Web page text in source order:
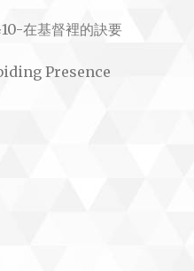
在基督裡的訣要
Presence